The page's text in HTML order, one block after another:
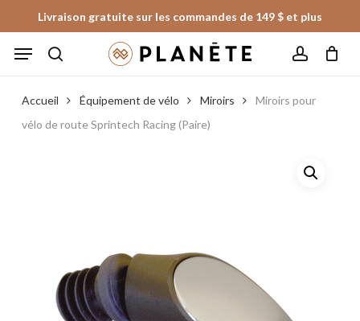
to
main
Livraison gratuite sur les commandes de 149 $ et plus
Menu
Fermer
le
panier
Accueil Équipement de vélo Miroirs
Miroirs pour
vélo de route Sprintech Racing (Paire)